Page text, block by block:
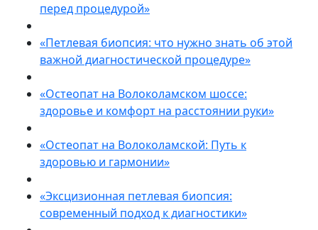
перед процедурой»
«Петлевая биопсия: что нужно знать об этой
важной диагностической процедуре»
«Остеопат на Волоколамском шоссе:
здоровье и комфорт на расстоянии руки»
«Остеопат на Волоколамской: Путь к
здоровью и гармонии»
«Эксцизионная петлевая биопсия:
современный подход к диагностики»